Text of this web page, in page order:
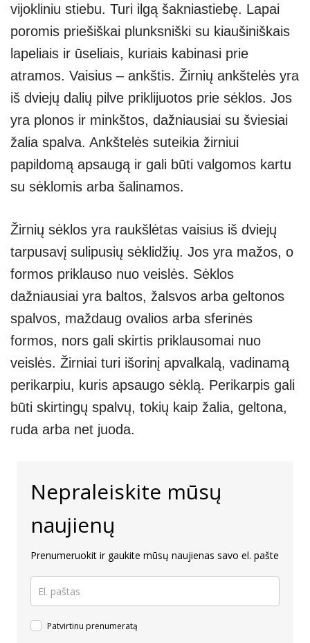
vijokliniu stiebu. Turi ilgą šakniastiebę. Lapai
poromis priešiškai plunksniški su kiaušiniškais
lapeliais ir ūseliais, kuriais kabinasi prie
atramos. Vaisius – ankštis. Žirnių ankštelės yra
iš dviejų dalių pilve priklijuotos prie sėklos. Jos
yra plonos ir minkštos, dažniausiai su šviesiai
žalia spalva. Ankštelės suteikia žirniui
papildomą apsaugą ir gali būti valgomos kartu
su sėklomis arba šalinamos.
Žirnių sėklos yra raukšlėtas vaisius iš dviejų
tarpusavį sulipusių sėklidžių. Jos yra mažos, o
formos priklauso nuo veislės. Sėklos
dažniausiai yra baltos, žalsvos arba geltonos
spalvos, maždaug ovalios arba sferinės
formos, nors gali skirtis priklausomai nuo
veislės. Žirniai turi išorinį apvalkalą, vadinamą
perikarpiu, kuris apsaugo sėklą. Perikarpis gali
būti skirtingų spalvų, tokių kaip žalia, geltona,
ruda arba net juoda.
Nepraleiskite mūsų
naujienų
Prenumeruokit ir gaukite mūsų naujienas savo el. pašte
Patvirtinu prenumeratą